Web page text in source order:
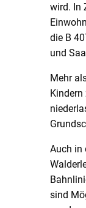
wird. In
die B
und
Mehr
Kindern
Auch in
sind